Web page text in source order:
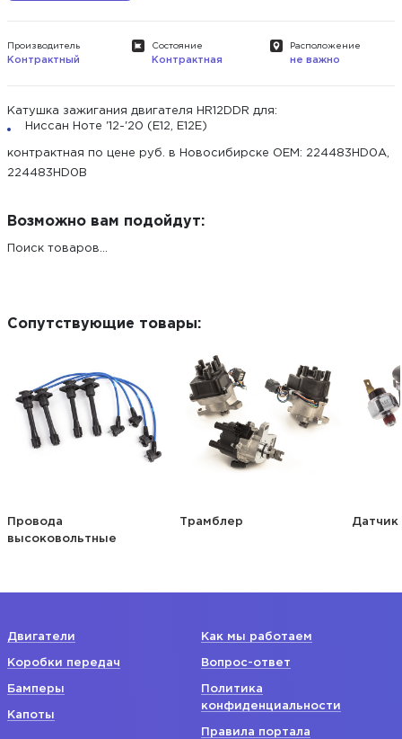
Производитель
Контрактный
Состояние
Контрактная
Расположение
не важно
Катушка зажигания двигателя HR12DDR для:
Ниссан Ноте '12-'20 (E12, E12E)
контрактная по цене руб. в Новосибирске ОЕМ: 224483HD0A,
224483HD0B
Возможно вам подойдут:
Поиск товаров...
Сопутствующие товары:
Провода
высоковольтные
Трамблер Датчик
Двигатели
Коробки передач
Бамперы
Капоты
Как мы работаем
Вопрос-ответ
Политика
конфиденциальности
Правила портала